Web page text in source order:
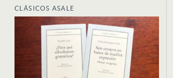
CLÁSICOS ASALE